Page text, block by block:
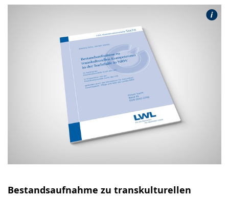
Bestandsaufnahme zu transkulturellen